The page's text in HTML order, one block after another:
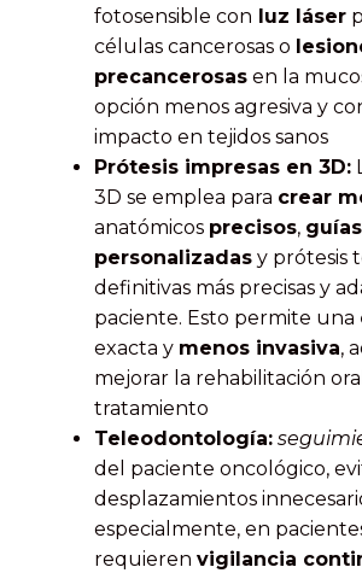
fotosensible con luz láser
células cancerosas o
precancerosas en la
opción menos agresiva y
impacto en tejidos sanos
Prótesis impresas en 3D:
3D se emplea para crear
anatómicos precisos, guías
personalizadas y prótesis
definitivas más precisas y
paciente. Esto permite una
exacta y menos invasiva,
mejorar la rehabilitación
tratamiento
Teleodontología:
del paciente oncológico,
desplazamientos
especialmente, en
requieren vigilancia